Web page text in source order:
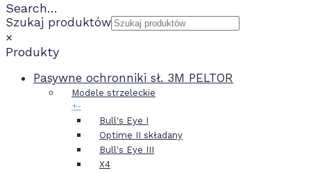
Search…
Szukaj produktów
×
Produkty
Pasywne ochronniki sł. 3M PELTOR
Modele strzeleckie
+-
Bull's Eye I
Optime II składany
Bull's Eye III
X4